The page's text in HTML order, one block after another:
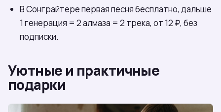
В Сонграйтере первая песня бесплатно, дальше
1 генерация = 2 алмаза = 2 трека, от 12 ₽, без
подписки.
Уютные и практичные
подарки